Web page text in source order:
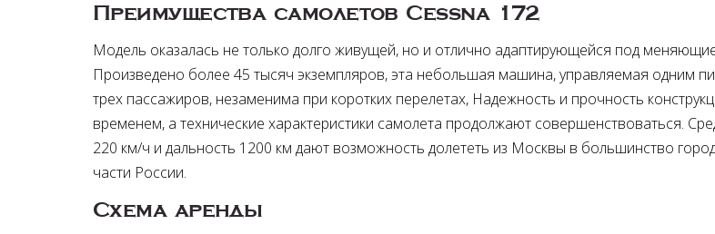
Преимущества самолетов Cessna 172
Модель оказалась не только долго живущей, но и отлично адаптирующейся под
Произведено более 45 тысяч экземпляров, эта небольшая машина, управляемая одним
трех пассажиров, незаменима при коротких перелетах, Надежность и прочность
временем, а технические характеристики самолета продолжают совершенствоваться.
220 км/ч и дальность 1200 км дают возможность долететь из Москвы в большинство
части России.
Схема аренды